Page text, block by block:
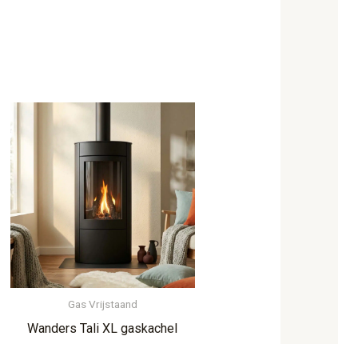
Gas Vrijstaand
Wanders Tali XL gaskachel